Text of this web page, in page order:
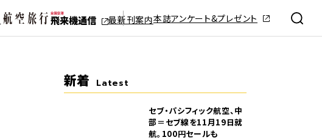
最新刊案内本誌アンケート&プレゼント
新着 Latest
セブ・パシフィック航空、中
部＝セブ線を11月19日就
航。100円セールも